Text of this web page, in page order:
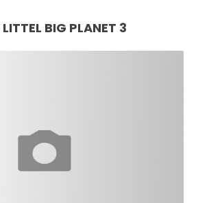
LITTEL BIG PLANET 3